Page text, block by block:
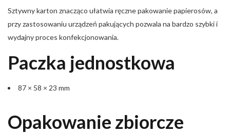
Sztywny karton znacząco ułatwia ręczne pakowanie papierosów, a
przy zastosowaniu urządzeń pakujących pozwala na bardzo szybki i
wydajny proces konfekcjonowania.
Paczka jednostkowa
87 × 58 × 23 mm
Opakowanie zbiorcze